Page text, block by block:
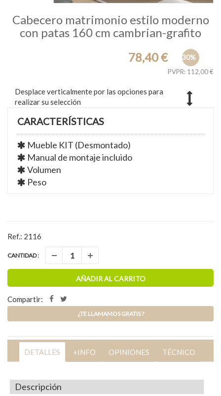
Cabecero matrimonio estilo moderno
con patas 160 cm cambrian-grafito
30%
PVPR: 112,00 €
78,40 €
Desplace verticalmente por las opciones para
realizar su selección
CARACTERÍSTICAS
Mueble KIT (Desmontado)
Manual de montaje incluido
Volumen
Peso
Ref.: 2116
CANTIDAD :
AÑADIR AL CARRITO
Compartir:
¿TE LLAMAMOS GRATIS ?
DETALLES +INFO OPINIONES TÉCNICO
Descripción